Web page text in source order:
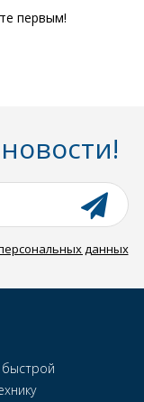
первым!
данных
быстрой